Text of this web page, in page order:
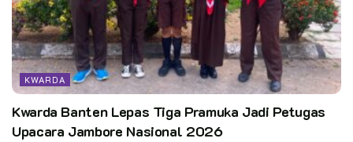
KWARDA
Kwarda Banten Lepas Tiga Pramuka Jadi Petugas
Upacara Jambore Nasional 2026